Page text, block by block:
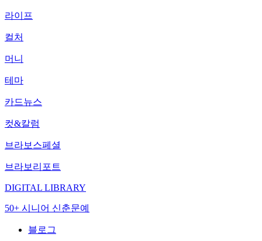
라이프
컬처
머니
테마
카드뉴스
컷&칼럼
브라보스페셜
브라보리포트
DIGITAL LIBRARY
50+ 시니어 신춘문예
블로그